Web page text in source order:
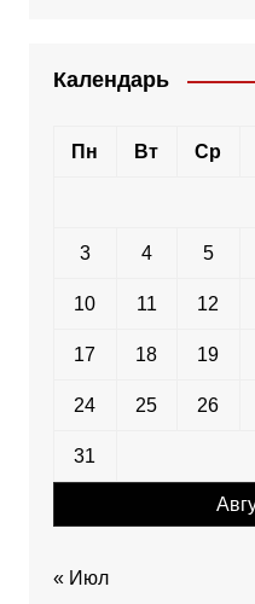
Календарь
Пн Вт Ср
3 4 5
10 11 12
17 18 19
24 25 26
31
« Июл